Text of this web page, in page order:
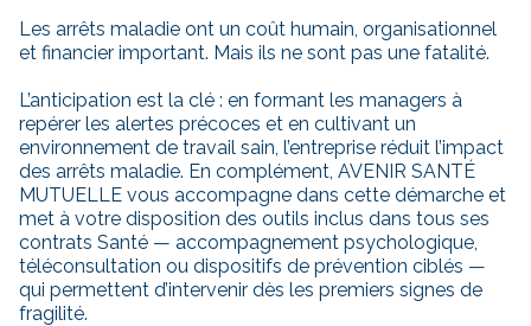
Les arrêts maladie ont un coût humain, organisationnel
et financier important. Mais ils ne sont pas une fatalité.
L’anticipation est la clé : en formant les managers à
repérer les alertes précoces et en cultivant un
environnement de travail sain, l’entreprise réduit l’impact
des arrêts maladie. En complément, AVENIR SANTÉ
MUTUELLE vous accompagne dans cette démarche et
met à votre disposition des outils inclus dans tous ses
contrats Santé — accompagnement psychologique,
téléconsultation ou dispositifs de prévention ciblés —
qui permettent d’intervenir dès les premiers signes de
fragilité.